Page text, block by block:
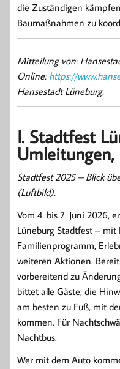
die Zuständigen
Baumaßnahmen zu
Mitteilung von:
Online: https://
Hansestadt Lüneburg.
I. Stadtfest
Stadtfest 2025 – Blick
(Luftbild).
Vom 4. bis 7. Juni 2026,
Lüneburg Stadtfest –
Familienprogramm,
weiteren Aktionen.
vorbereitend zu
bittet alle Gäste, die
am besten zu Fuß, mit
kommen. Für
Nachtbus.
Wer mit dem Auto